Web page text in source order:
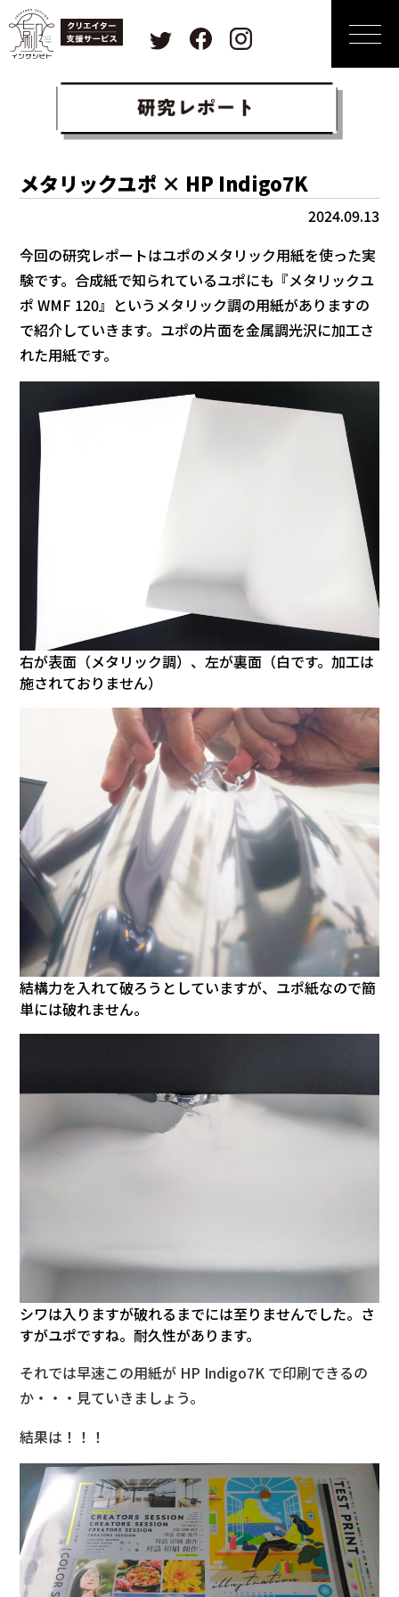
メタリックユポ × HP Indigo7K
2024.09.13
今回の研究レポートはユポのメタリック用紙を使った実
験です。合成紙で知られているユポにも『メタリックユ
ポ WMF 120』というメタリック調の用紙がありますの
で紹介していきます。ユポの片面を金属調光沢に加工さ
れた用紙です。
右が表面（メタリック調）、左が裏面（白です。加工は
施されておりません）
結構力を入れて破ろうとしていますが、ユポ紙なので簡
単には破れません。
シワは入りますが破れるまでには至りませんでした。さ
すがユポですね。耐久性があります。
それでは早速この用紙が HP Indigo7K で印刷できるの
か・・・見ていきましょう。
結果は！！！